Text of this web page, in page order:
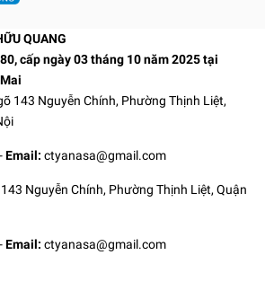
QUANG
cấp ngày 03 tháng 10 năm 2025 tại
143 Nguyễn Chính, Phường Thịnh Liệt,
-Email: ctyanasa@gmail.com
Nguyễn Chính, Phường Thịnh Liệt, Quận
-Email: ctyanasa@gmail.com